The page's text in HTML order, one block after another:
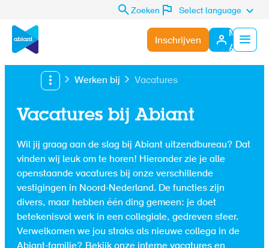
Zoeken Select language
Inschrijven
Mijn
Abiant
Werken bij Vacatures
Vacatures bij Abiant
Wil jij graag aan de slag bij Abiant uitzendbureau? Dat
vinden wij leuk om te horen! Hieronder zie je alle
openstaande vacatures bij onze verschillende
vestigingen in Noord-Nederland. De functies zijn
divers, maar hebben één ding gemeen: je doet
betekenisvol werk in een collegiale, gedreven sfeer.
Verwelkomen we jou straks als nieuwe collega in de
Abiant-familie? Bekijk onze interne vacatures en